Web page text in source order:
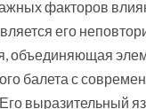
факторов
его
объединяющая
балета с
выразительный